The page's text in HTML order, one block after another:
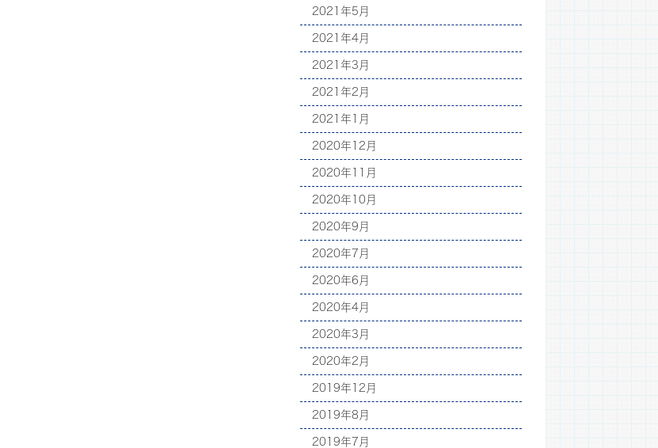
2021年5月
2021年4月
2021年3月
2021年2月
2021年1月
2020年12月
2020年11月
2020年10月
2020年9月
2020年7月
2020年6月
2020年4月
2020年3月
2020年2月
2019年12月
2019年8月
2019年7月